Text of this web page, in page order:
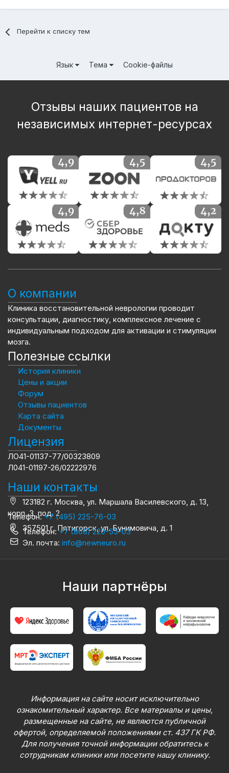
Перейти к списку тем
Язык Тема Cookie-файлы
Отзывы наших пациентов на
независимых интернет-ресурсах
О компании
Клиника восстановительной неврологии проводит
консультации, диагностику, комплексное лечение с
индивидуальным подходом для активации и стимуляции
мозга.
Полезные ссылки
История клиники
Цены и акции
Форум
Отзывы пациентов
Карта сайта
Документы
Лицензия
ЛО41-01137-77/00323809
Л041-01197-26/02222976
Наши контакты
123182 г. Москва, ул. Маршала Василевского, д. 13,
корп. 3, под. 2
Телефон:+7 (495) 225-76-03
357501 г. Пятигорск, ул. Бунимовича, д. 1
Телефон:+7 (865) 220-53-03
Эл. почта: info@newneuro.ru
Наши партнёры
Информация на сайте носит исключительно
ознакомительный характер. Все материалы и цены,
размещенные на сайте, не являются публичной
офертой, определяемой положениями ст. 437 ГК РФ.
Для получения точной информации обратитесь к
сотрудникам клиники или посетите нашу клинику.